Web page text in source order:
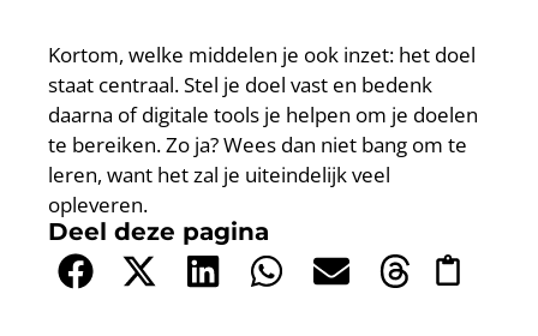
Kortom, welke middelen je ook inzet: het doel
staat centraal. Stel je doel vast en bedenk
daarna of digitale tools je helpen om je doelen
te bereiken. Zo ja? Wees dan niet bang om te
leren, want het zal je uiteindelijk veel
opleveren.
Deel deze pagina